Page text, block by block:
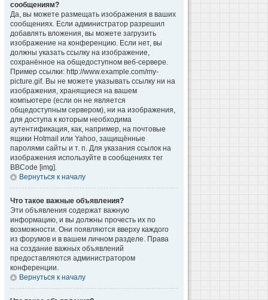
сообщениям?
Да, вы можете размещать изображения в ваших
сообщениях. Если администратор разрешил
добавлять вложения, вы можете загрузить
изображение на конференцию. Если нет, вы
должны указать ссылку на изображение,
сохранённое на общедоступном веб-сервере.
Пример ссылки: http://www.example.com/my-
picture.gif. Вы не можете указывать ссылку ни на
изображения, хранящиеся на вашем
компьютере (если он не является
общедоступным сервером), ни на изображения,
для доступа к которым необходима
аутентификация, как, например, на почтовые
ящики Hotmail или Yahoo, защищённые
паролями сайты и т. п. Для указания ссылок на
изображения используйте в сообщениях тег
BBCode [img].
Вернуться к началу
Что такое важные объявления?
Эти объявления содержат важную
информацию, и вы должны прочесть их по
возможности. Они появляются вверху каждого
из форумов и в вашем личном разделе. Права
на создание важных объявлений
предоставляются администратором
конференции.
Вернуться к началу